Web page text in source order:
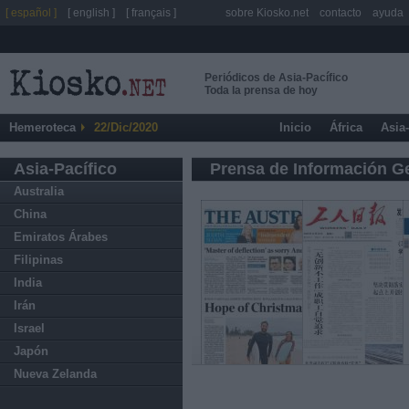
Periódicos de Asia-Pacífico
Toda la prensa de hoy
Hemeroteca 22/Dic/2020 Inicio África
Asia-Pacífico
Australia
China
Emiratos Árabes
Filipinas
India
Irán
Israel
Japón
Nueva Zelanda
Prensa de Información
[ español ] [ english ] [ français ] sobre Kiosko.net contacto ayuda